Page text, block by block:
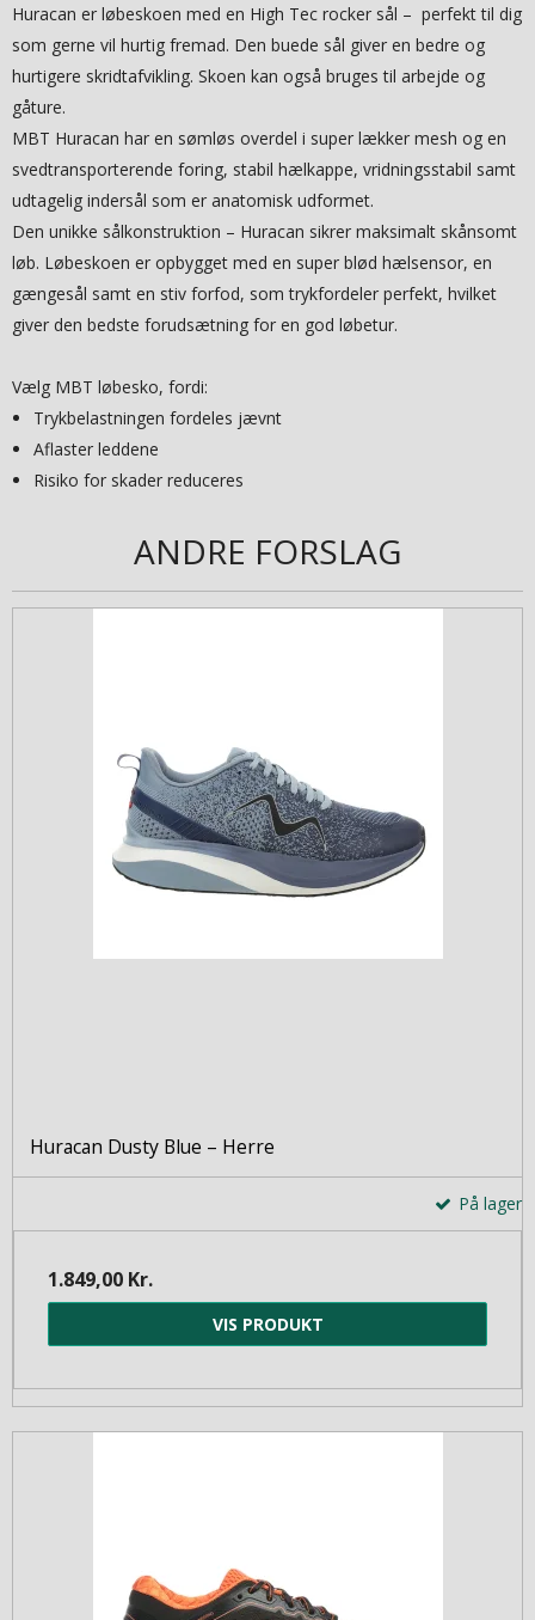
Huracan er løbeskoen med en High Tec rocker sål – perfekt til dig
som gerne vil hurtig fremad. Den buede sål giver en bedre og
hurtigere skridtafvikling. Skoen kan også bruges til arbejde og
gåture.
MBT Huracan har en sømløs overdel i super lækker mesh og en
svedtransporterende foring, stabil hælkappe, vridningsstabil samt
udtagelig indersål som er anatomisk udformet.
Den unikke sålkonstruktion – Huracan sikrer maksimalt skånsomt
løb. Løbeskoen er opbygget med en super blød hælsensor, en
gængesål samt en stiv forfod, som trykfordeler perfekt, hvilket
giver den bedste forudsætning for en god løbetur.
Vælg MBT løbesko, fordi:
Trykbelastningen fordeles jævnt
Aflaster leddene
Risiko for skader reduceres
ANDRE FORSLAG
Huracan Dusty Blue – Herre
På lager
1.849,00 Kr.
VIS PRODUKT